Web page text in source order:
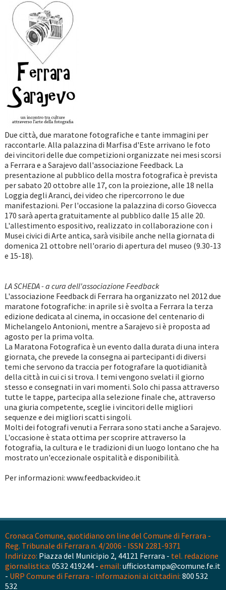
Due città, due maratone fotografiche e tante immagini per
raccontarle. Alla palazzina di Marfisa d'Este arrivano le foto
dei vincitori delle due competizioni organizzate nei mesi scorsi
a Ferrara e a Sarajevo dall'associazione Feedback. La
presentazione al pubblico della mostra fotografica è prevista
per sabato 20 ottobre alle 17, con la proiezione, alle 18 nella
Loggia degli Aranci, dei video che ripercorrono le due
manifestazioni. Per l'occasione la palazzina di corso Giovecca
170 sarà aperta gratuitamente al pubblico dalle 15 alle 20.
L'allestimento espositivo, realizzato in collaborazione con i
Musei civici di Arte antica, sarà visibile anche nella giornata di
domenica 21 ottobre nell'orario di apertura del museo (9.30-13
e 15-18).
LA SCHEDA - a cura dell'associazione Feedback
L'associazione Feedback di Ferrara ha organizzato nel 2012 due
maratone fotografiche: in aprile si è svolta a Ferrara la terza
edizione dedicata al cinema, in occasione del centenario di
Michelangelo Antonioni, mentre a Sarajevo si è proposta ad
agosto per la prima volta.
La Maratona Fotografica è un evento dalla durata di una intera
giornata, che prevede la consegna ai partecipanti di diversi
temi che servono da traccia per fotografare la quotidianità
della città in cui ci si trova. I temi vengono svelati il giorno
stesso e consegnati in vari momenti. Solo chi passa attraverso
tutte le tappe, partecipa alla selezione finale che, attraverso
una giuria competente, sceglie i vincitori delle migliori
sequenze e dei migliori scatti singoli.
Molti dei fotografi venuti a Ferrara sono stati anche a Sarajevo.
L'occasione è stata ottima per scoprire attraverso la
fotografia, la cultura e le tradizioni di un luogo lontano che ha
mostrato un'eccezionale ospitalità e disponibilità.
Per informazioni: www.feedbackvideo.it
Cronaca Comune, quotidiano on line del Comune di Ferrara -
Reg. Tribunale di Ferrara n. 4/2006 - ISSN 2281-9371
Indirizzo: Piazza del Municipio 2, 44121 Ferrara - tel. redazione
giornalistica: 0532 419244 - email: ufficiostampa@comune.fe.it
- URP Comune di Ferrara - informazioni ai cittadini: 800 532
532